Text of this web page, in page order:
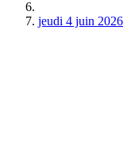
jeudi 4 juin 2026